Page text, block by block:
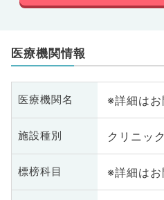
医療機関情報
医療機関名 ※詳細は
施設種別 クリニッ
標榜科目 ※詳細は